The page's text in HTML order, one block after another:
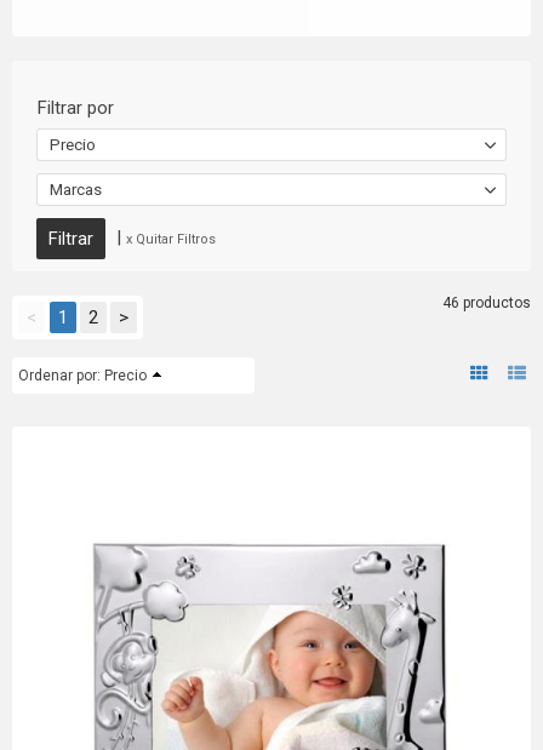
Filtrar por
Precio
Marcas
x Quitar Filtros
< 1 2 >
46 productos
Ordenar por: Precio